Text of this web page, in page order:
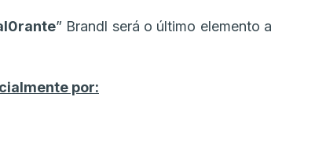
” Brandl será o último elemento a
por: